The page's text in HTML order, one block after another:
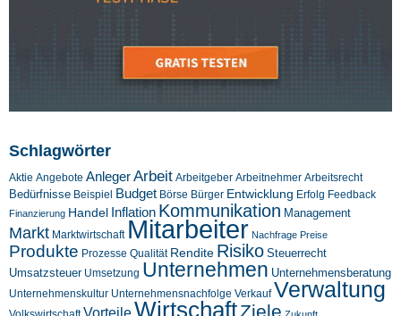
Schlagwörter
Aktie Angebote AnlegerArbeit Arbeitgeber Arbeitnehmer Arbeitsrecht
Bedürfnisse Beispiel Budget Börse Bürger Entwicklung Erfolg Feedback
Finanzierung Handel Inflation Kommunikation Management
Markt Marktwirtschaft Mitarbeiter Nachfrage Preise
Produkte Prozesse Qualität Rendite Risiko Steuerrecht
Umsatzsteuer Umsetzung Unternehmen Unternehmensberatung
Unternehmenskultur Unternehmensnachfolge Verkauf Verwaltung
Wirtschaft